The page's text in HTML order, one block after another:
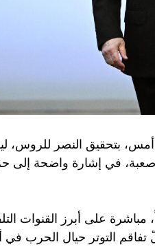
بتحقيق النصر للروس،
صعبة، في إشارة واضحة إلى
على أبرز القنوات
التوتر حيال الحرب في